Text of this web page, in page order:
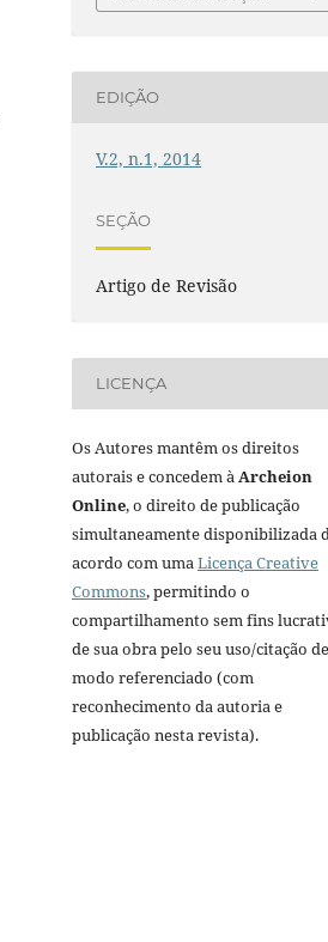
EDIÇÃO
V.2, n.1, 2014
SEÇÃO
Artigo de Revisão
LICENÇA
Os Autores mantêm os direitos
autorais e concedem àArcheion
Online, o direito de publicação
simultaneamente disponibilizada
acordo com umaLicença Creative
Commons, permitindo o
compartilhamento sem fins
de sua obra pelo seu uso/citação de
modo referenciado (com
reconhecimento da autoria e
publicação nesta revista).